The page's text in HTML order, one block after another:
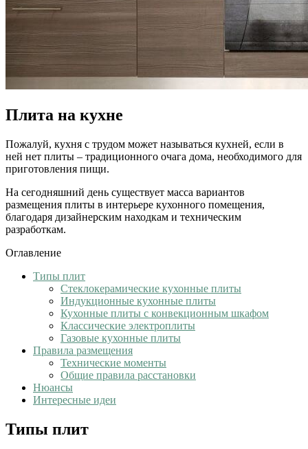
Плита на кухне
Пожалуй, кухня с трудом может называться кухней, еcли в
ней нет плиты – традиционного очага дома, необходимого для
приготовления пищи.
На сегодняшний день существует масса вариантов
размещения плиты в интерьере кухонного помещения,
благодаря дизайнерским находкам и техническим
разработкам.
Оглавление
Типы плит
Стеклокерамические кухонные плиты
Индукционные кухонные плиты
Кухонные плиты с конвекционным шкафом
Классические электроплиты
Газовые кухонные плиты
Правила размещения
Технические моменты
Общие правила расстановки
Нюансы
Интересные идеи
Типы плит